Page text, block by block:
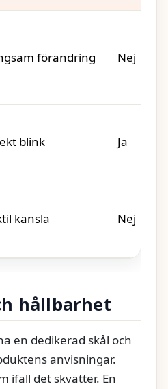
förändring Nej
blink Ja
känsla Nej
hållbarhet
en dedikerad skål och
anvisningar.
ifall det skvätter. En